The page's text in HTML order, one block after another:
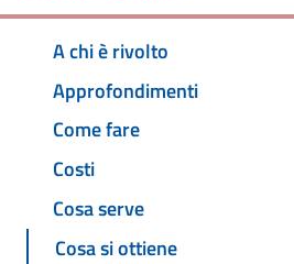
A chi è rivolto
Approfondimenti
Come fare
Costi
Cosa serve
Cosa si ottiene